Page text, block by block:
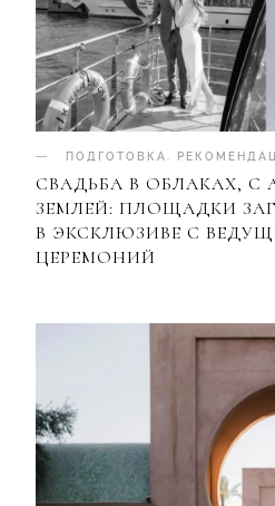
ПОДГОТОВКА
СВАДЬБА В ОБЛАКАХ,
ЗЕМЛЕЙ: ПЛОЩАДКИ
В ЭКСКЛЮЗИВЕ С
ЦЕРЕМОНИЙ